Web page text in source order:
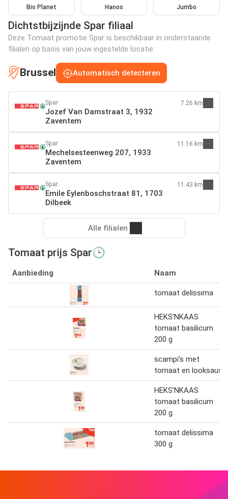
Bio Planet Hanos Jumbo
Dichtstbijzijnde Spar filiaal
Deze Tomaat promotie Spar is beschikbaar in onderstaande
filialen op basis van jouw ingestelde locatie:
Brussel Automatisch detecteren
Spar
Jozef Van Damstraat 3, 1932
Zaventem
7.26 km
Spar
Mechelsesteenweg 207, 1933
Zaventem
11.16 km
Spar
Emile Eylenboschstraat 81, 1703
Dilbeek
11.43 km
Alle filialen
Tomaat prijs Spar🕒
Aanbieding Naam
tomaat delissima
HEKS’NKAAS
tomaat basilicum
200 g
scampi's met
tomaat en looksaus
HEKS'NKAAS
tomaat basilicum
200 g
tomaat delissima
300 g